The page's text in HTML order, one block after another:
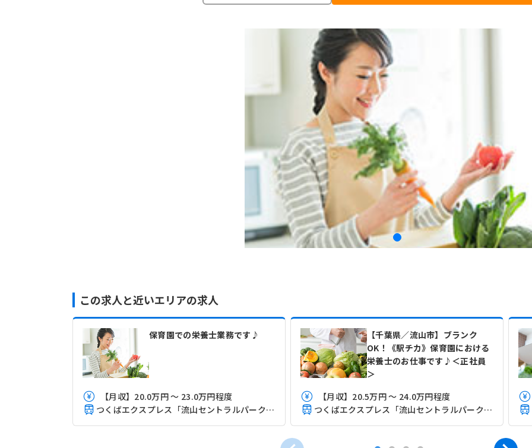
この求人と近いエリアの求人
保育園での栄養士業務です♪
【月収】20.0万円 ～ 23.0万円程度
つくばエクスプレス「流山セントラルパーク駅」（徒歩4分）
【千葉県／流山市】ブランク
OK！《駅チカ》保育園における
栄養士のお仕事です♪＜正社員
＞
【月収】20.5万円 ～ 24.0万円程度
つくばエクスプレス「流山セントラルパーク駅」（徒歩3分）